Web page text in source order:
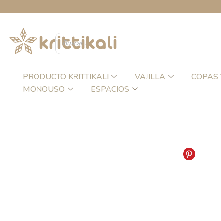
contenido
PRODUCTO KRITTIKALI VAJILLA COPAS
MONOUSO
ESPACIOS